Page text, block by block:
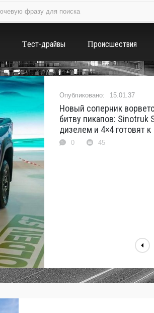
Тест-драйвы Происшествия
15.01.37
Новый соперник
битву пикапов: Sinotruk
дизелем и 4×4 готовят к
0 45